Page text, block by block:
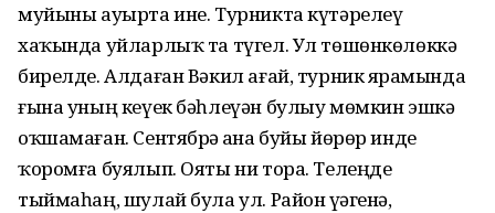
муйыны ауырта ине. Турникта күтәрелеү
хаҡында уйларлыҡ та түгел. Ул төшөнкөлөккә
бирелде. Алдаған Вәкил ағай, турник ярҙамында
ғына уның кеүек бәһлеүән булыу мөмкин эшкә
оҡшамаған. Сентябрҙә аҙна буйы йөрөр инде
ҡоромға буялып. Ояты ни тора. Телеңде
тыймаһаң, шулай була ул. Район үҙәгенә,